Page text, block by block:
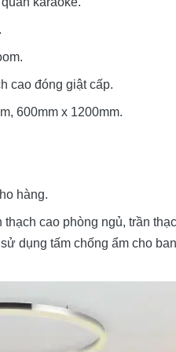
cao đóng giật cấp.
600mm x 1200mm.
hàng.
cao phòng ngủ, trần
dụng tấm chống ẩm cho